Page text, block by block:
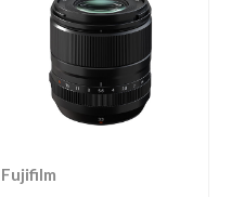
Fujifilm